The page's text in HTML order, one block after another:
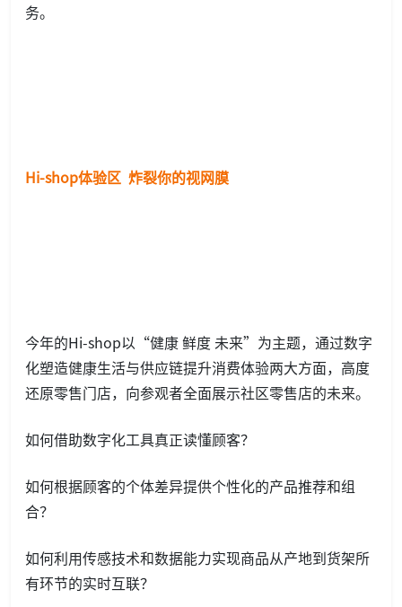
务。
Hi-shop体验区 炸裂你的视网膜
今年的Hi-shop以“健康 鲜度 未来”为主题，通过数字
化塑造健康生活与供应链提升消费体验两大方面，高度
还原零售门店，向参观者全面展示社区零售店的未来。
如何借助数字化工具真正读懂顾客？
如何根据顾客的个体差异提供个性化的产品推荐和组
合？
如何利用传感技术和数据能力实现商品从产地到货架所
有环节的实时互联？